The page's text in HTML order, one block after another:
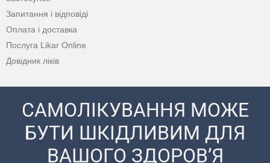
Запитання і відповіді
Оплата і доставка
Послуга Likar Online
Довідник ліків
САМОЛІКУВАННЯ МОЖЕ
БУТИ ШКІДЛИВИМ ДЛЯ
ВАШОГО ЗДОРОВ’Я